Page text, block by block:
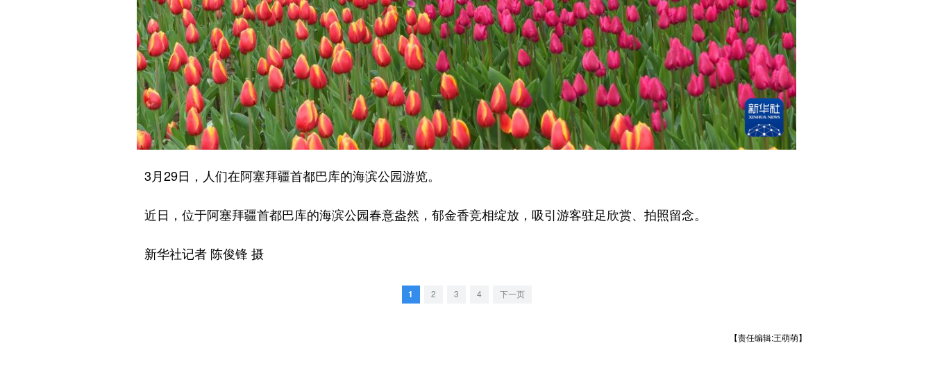
3月29日，人们在阿塞拜疆首都巴库的海滨公园游览。
近日，位于阿塞拜疆首都巴库的海滨公园春意盎然，郁金香竞相绽放，吸引游客驻足欣赏、拍照留念。
新华社记者 陈俊锋 摄
1 2 3 4 下一页
【责任编辑:王萌萌】